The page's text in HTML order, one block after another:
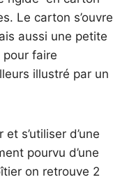
Le carton s’ouvre
aussi une petite
faire
illustré par un
s’utiliser d’une
pourvu d’une
on retrouve 2